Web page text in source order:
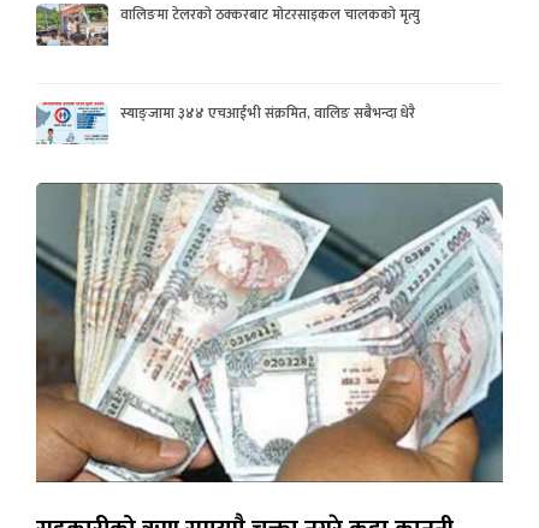
वालिङमा टेलरको ठक्करबाट मोटरसाइकल चालकको मृत्यु
स्याङ्जामा ३४४ एचआईभी संक्रमित, वालिङ सबैभन्दा धेरै